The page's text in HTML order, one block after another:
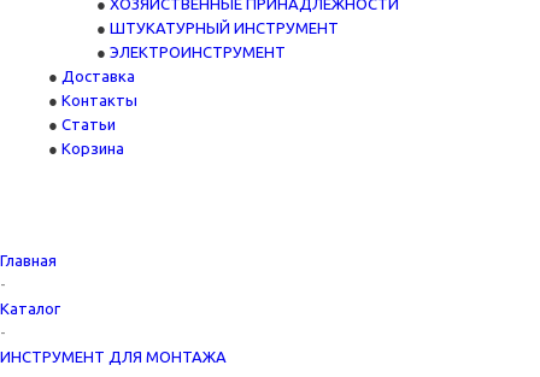
ХОЗЯЙСТВЕННЫЕ ПРИНАДЛЕЖНОСТИ
ШТУКАТУРНЫЙ ИНСТРУМЕНТ
ЭЛЕКТРОИНСТРУМЕНТ
Доставка
Контакты
Статьи
Корзина
Главная
-
Каталог
-
ИНСТРУМЕНТ ДЛЯ МОНТАЖА